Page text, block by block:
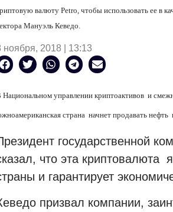
валюту Petro, чтобы использовать ее в
Мануэль Кеведо.
ноября, 2018 | 13:13
Национальном управлении криптоактивов и
страна начнет продавать нефть
государственной
что эта криптовалюта
и гарантирует
призвал компании,